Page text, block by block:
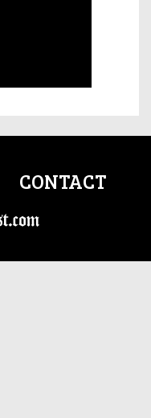
CONTACT